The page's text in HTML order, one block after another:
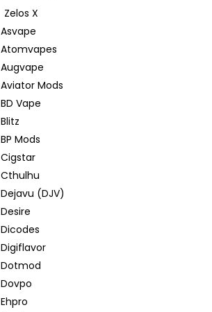
Zelos X
Asvape
Atomvapes
Augvape
Aviator Mods
BD Vape
Blitz
BP Mods
Cigstar
Cthulhu
Dejavu (DJV)
Desire
Dicodes
Digiflavor
Dotmod
Dovpo
Ehpro